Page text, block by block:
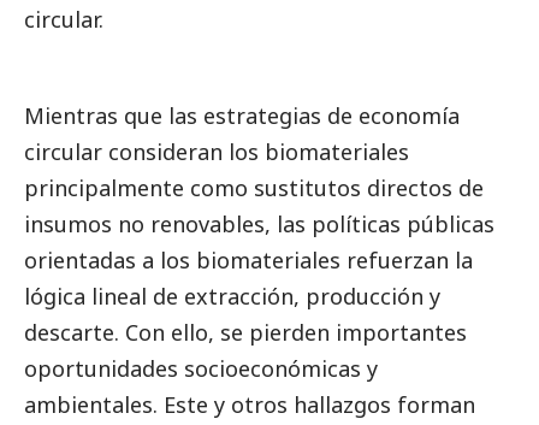
circular.
Mientras que las estrategias de economía
circular consideran los biomateriales
principalmente como sustitutos directos de
insumos no renovables, las políticas públicas
orientadas a los biomateriales refuerzan la
lógica lineal de extracción, producción y
descarte. Con ello, se pierden importantes
oportunidades socioeconómicas y
ambientales. Este y otros hallazgos forman